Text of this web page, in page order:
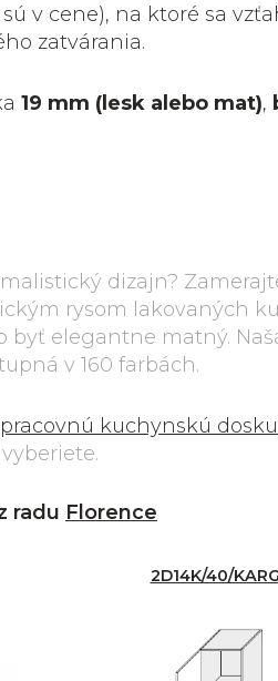
v cene), na ktoré sa
zatvárania.
19 mm (lesk alebo mat),
dizajn?
rysom lakovaných
byť elegantne matný.
v 160 farbách.
pracovnú kuchynskú dosku
radu Florence
2D14K/40/